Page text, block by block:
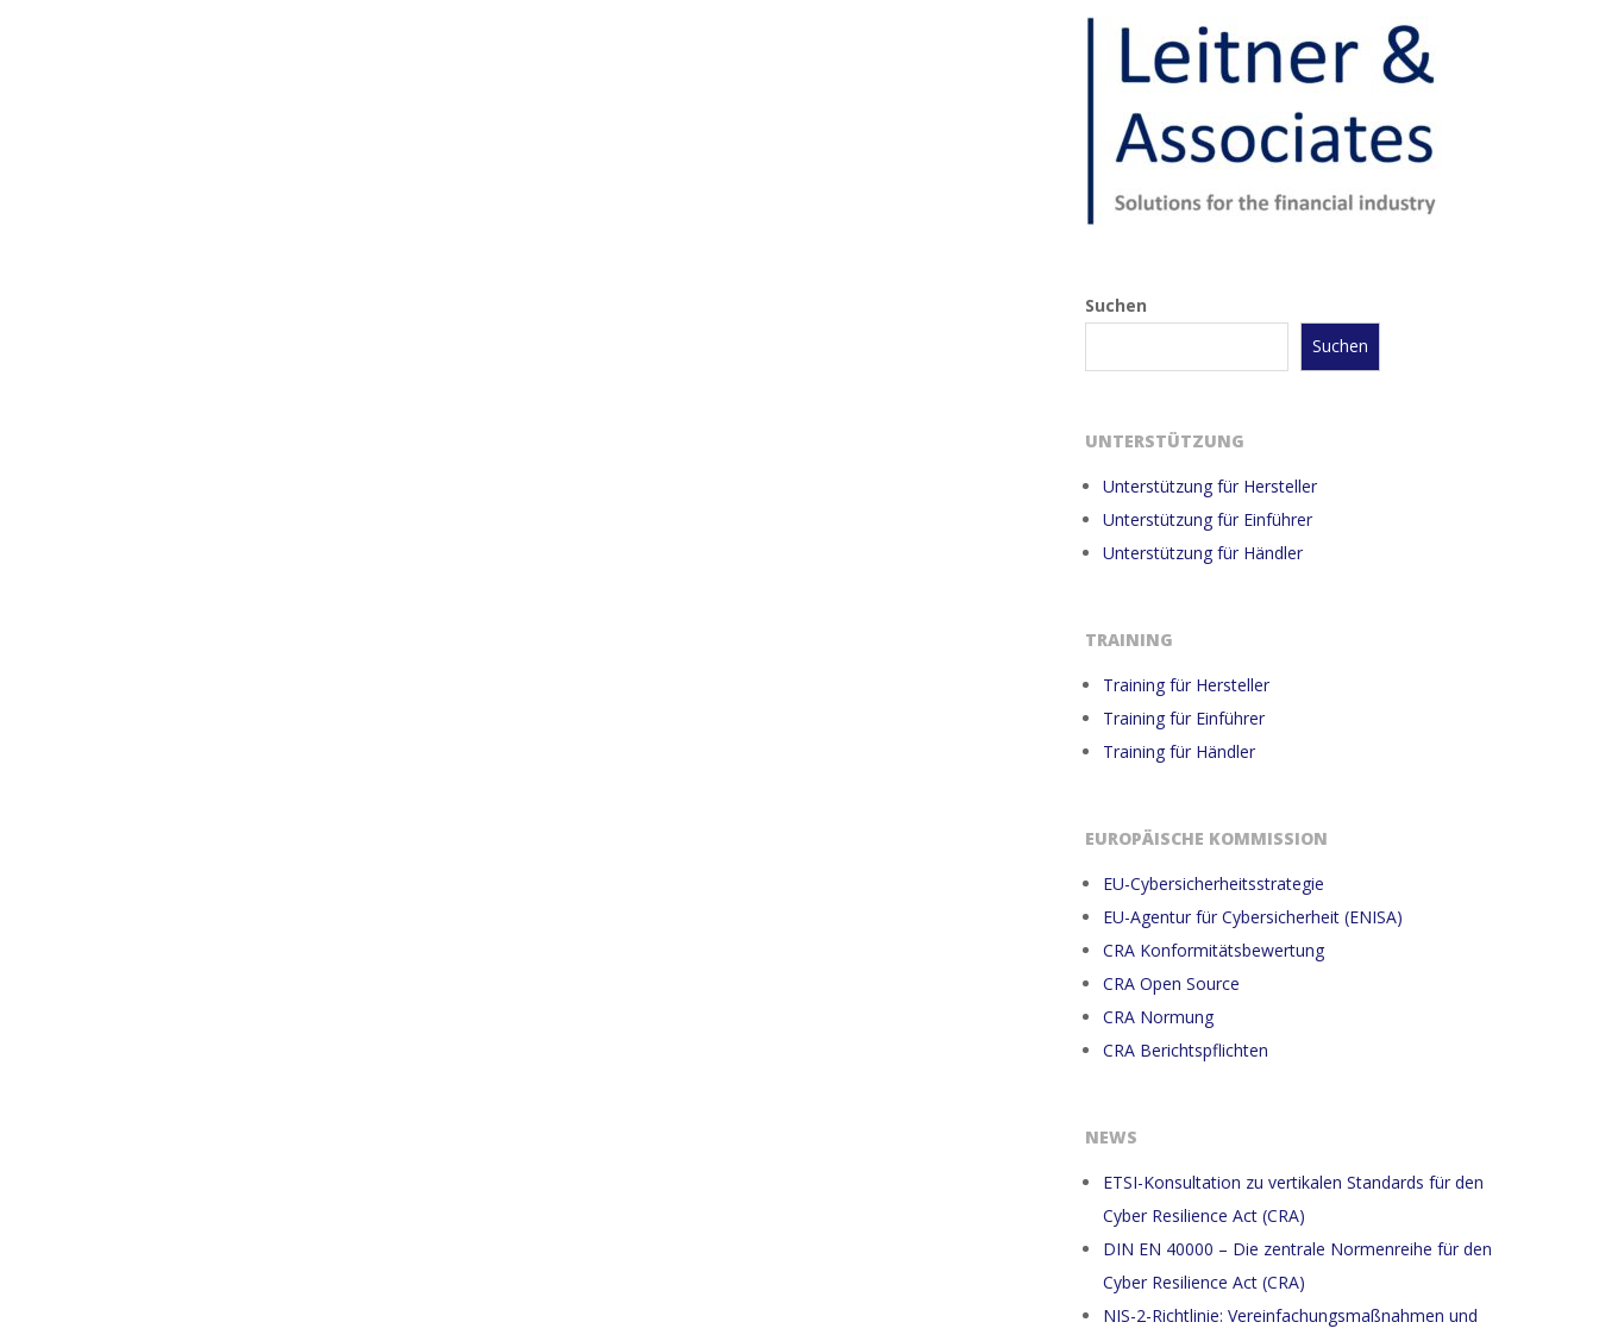
Suchen
Suchen
UNTERSTÜTZUNG
Unterstützung für Hersteller
Unterstützung für Einführer
Unterstützung für Händler
TRAINING
Training für Hersteller
Training für Einführer
Training für Händler
EUROPÄISCHE KOMMISSION
EU-Cybersicherheitsstrategie
EU-Agentur für Cybersicherheit (ENISA)
CRA Konformitätsbewertung
CRA Open Source
CRA Normung
CRA Berichtspflichten
NEWS
ETSI-Konsultation zu vertikalen Standards für den
Cyber Resilience Act (CRA)
DIN EN 40000 – Die zentrale Normenreihe für den
Cyber Resilience Act (CRA)
NIS-2-Richtlinie: Vereinfachungsmaßnahmen und